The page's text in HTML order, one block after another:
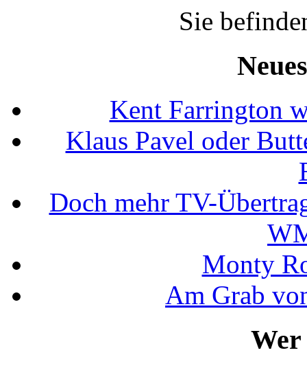
Sie
Kent Farrington
Klaus Pavel oder
Doch mehr TV-
Monty
Am Grab